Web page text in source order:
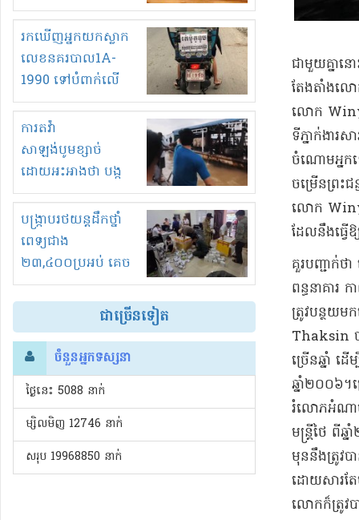
ឆ្នាំ២០៣០
រកឃើញអ្នកយកស្លាក
លេខនគរបាល1A-
1990 ទៅបំពាក់លើ
ម៉ូតូរបស់ខ្លួន ដាកផ្លាក
រត់ឌុបហើយ
ការតវ៉ា
សាឡង់បូមខ្សាច់
ដោយអះអាងថា បង្ក
បាក់ច្រាំងទន្លេ និង
រំខានទាំងយប់ទាំងថ្ងៃ
បង្ក្រាបរថយន្តដឹកថ្នាំ
ពេទ្យជាង
២៣,៤០០ប្រអប់ គេច
ពន្ធនិងអត់ច្បាប់នាំ
ចូល!?
ជាច្រើនទៀត
ចំនួនអ្នកទស្សនា
ថ្ងៃនេះ​ 5088 នាក់
ម្សិលមិញ 12746 នាក់
សរុប 19968850 នាក់
ជាមួយគ្នា​
តែងតាំង​លោ
លោក
ទីភ្នាក់ងារ
ចំណោម​អ្នក
ចម្រើន​ព្រ
លោក
ដែល​នឹង​ធ្វើ
គួរ​បញ្ជាក់
ពន្ធនាគារ
ត្រូវ​បន្ថយ​ម
Thaksin
ច្រើន​ឆ្នាំ ដ
ឆ្នាំ​២០០៦​។​​
រំលោភ​អំណា
មន្ត្រី​ថៃ ពី​
មុននឹង​ត្រូវប
ដោយសារត
លោក​ក៏ត្រូវ​ប